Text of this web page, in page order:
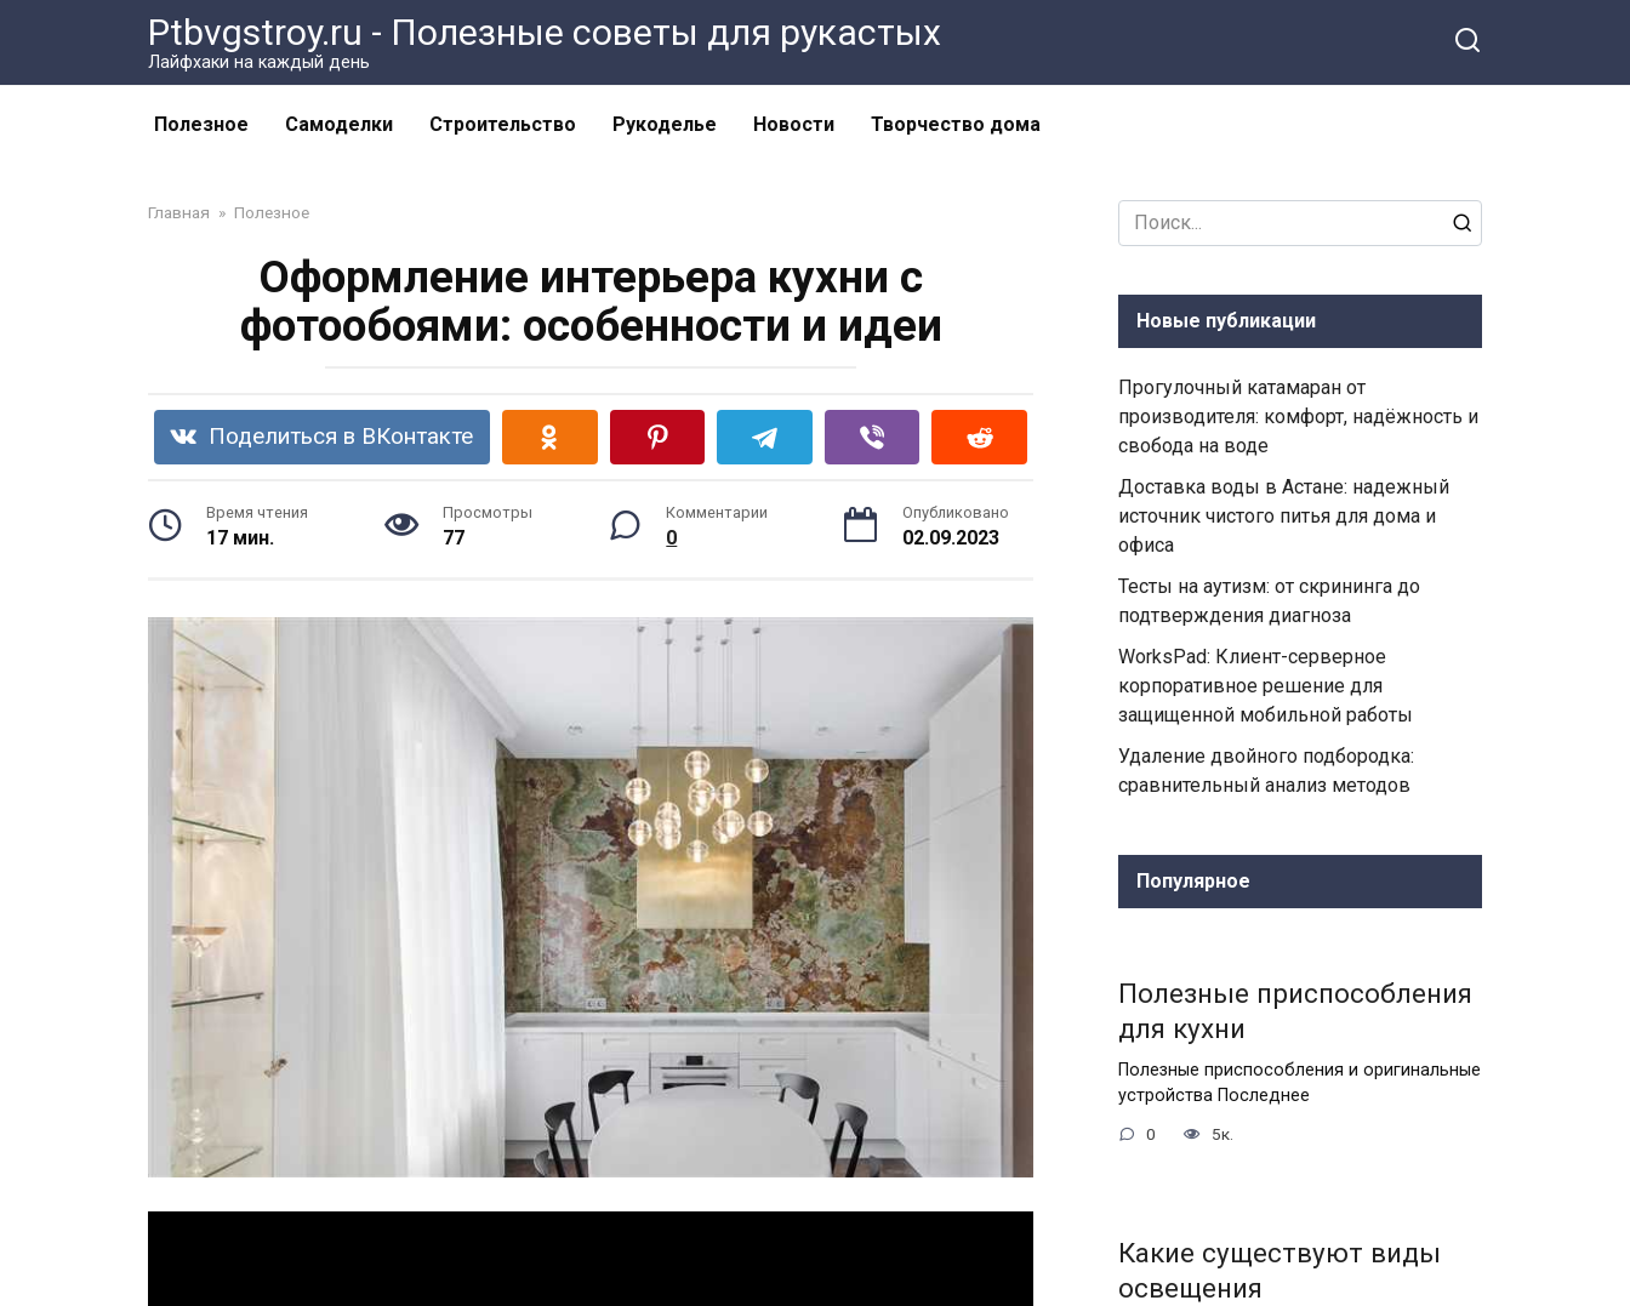
Ptbvgstroy.ru - Полезные советы для рукастых
Лайфхаки на каждый день
Полезное Самоделки Строительство Рукоделье Новости Творчество дома
Главная » Полезное
Оформление интерьера кухни с
фотообоями: особенности и идеи
Поделиться в ВКонтакте
Время чтения
17 мин.
Просмотры
77
Комментарии
0
Опубликовано
02.09.2023
Search
for:
Новые публикации
Прогулочный катамаран от
производителя: комфорт, надёжность и
свобода на воде
Доставка воды в Астане: надежный
источник чистого питья для дома и
офиса
Тесты на аутизм: от скрининга до
подтверждения диагноза
WorksPad: Клиент-серверное
корпоративное решение для
защищенной мобильной работы
Удаление двойного подбородка:
сравнительный анализ методов
Популярное
Полезные приспособления
для кухни
Полезные приспособления и оригинальные
устройства Последнее
0 5к.
Какие существуют виды
освещения